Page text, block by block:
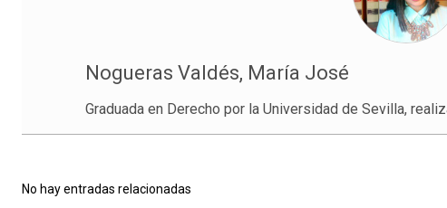
Nogueras Valdés, María José
Graduada en Derecho por la Universidad de Sevilla,
No hay entradas relacionadas